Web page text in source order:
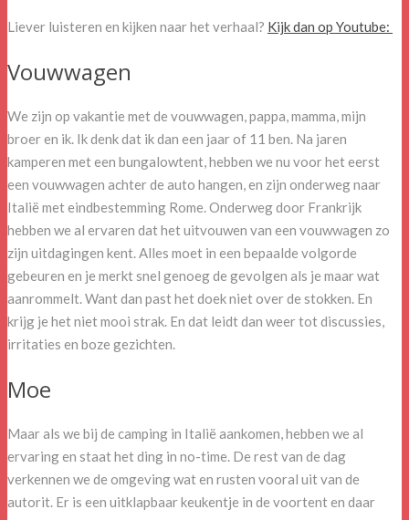
Liever luisteren en kijken naar het verhaal? Kijk dan op Youtube:
Vouwwagen
We zijn op vakantie met de vouwwagen, pappa, mamma, mijn
broer en ik. Ik denk dat ik dan een jaar of 11 ben. Na jaren
kamperen met een bungalowtent, hebben we nu voor het eerst
een vouwwagen achter de auto hangen, en zijn onderweg naar
Italië met eindbestemming Rome. Onderweg door Frankrijk
hebben we al ervaren dat het uitvouwen van een vouwwagen zo
zijn uitdagingen kent. Alles moet in een bepaalde volgorde
gebeuren en je merkt snel genoeg de gevolgen als je maar wat
aanrommelt. Want dan past het doek niet over de stokken. En
krijg je het niet mooi strak. En dat leidt dan weer tot discussies,
irritaties en boze gezichten.
Moe
Maar als we bij de camping in Italië aankomen, hebben we al
ervaring en staat het ding in no-time. De rest van de dag
verkennen we de omgeving wat en rusten vooral uit van de
autorit. Er is een uitklapbaar keukentje in de voortent en daar